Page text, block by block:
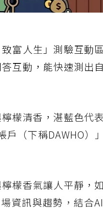
富人生」測驗互動
互動，能快速測出
檬清香，湛藍色代
戶（下稱DAWHO
檬香氣讓人平靜，
資訊與趨勢，結合